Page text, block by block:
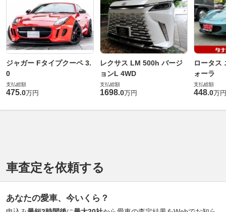
ジャガー Fタイプクーペ 3.
0
支払総額
475.0万円
レクサス LM 500h バージ
ョンL 4WD
支払総額
1698.0万円
ロータス
ォーラ
支払総額
448.0万円
車査定を依頼する
あなたの愛車、今いくら？